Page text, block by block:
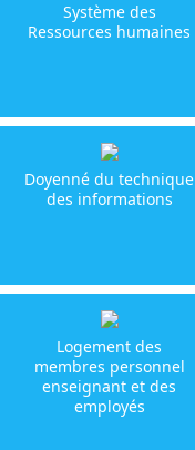
Système des
Ressources humaines
Doyenné du technique
des informations
Logement des
membres personnel
enseignant et des
employés